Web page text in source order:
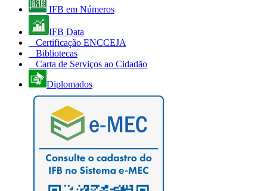
IFB em Números
IFB Data
Certificação ENCCEJA
Bibliotecas
Carta de Serviços ao Cidadão
Diplomados